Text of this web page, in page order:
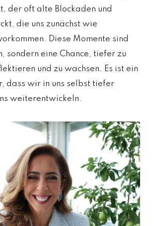
der oft alte Blockaden und
die uns zunächst wie
Diese Momente sind
sondern eine Chance, tiefer zu
und zu wachsen. Es ist ein
dass wir in uns selbst tiefer
weiterentwickeln.